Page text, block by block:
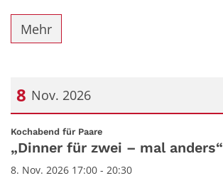
Mehr
8 Nov. 2026
Datum: 8. November 2026
Kochabend für Paare:
„Dinner für zwei – mal anders“
8. Nov. 2026 17:00 - 20:30